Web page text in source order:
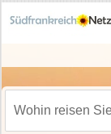
Wohin reisen Sie?